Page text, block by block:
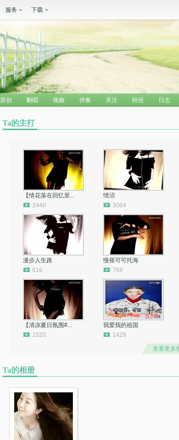
服务 下载
原创 翻唱 视频 伴奏 关注 粉丝 日志
Ta的主打
【情花落在回忆里...
2440
情沼
3064
漫步人生路
616
慢摇可可托海
768
【清凉夏日氛围#...
1520
我爱我的祖国
1429
查看更多
Ta的相册